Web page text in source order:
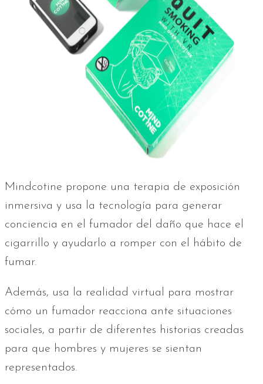
Mindcotine propone una terapia de exposición
inmersiva y usa la tecnología para generar
conciencia en el fumador del daño que hace el
cigarrillo y ayudarlo a romper con el hábito de
fumar.
Además, usa la realidad virtual para mostrar
cómo un fumador reacciona ante situaciones
sociales, a partir de diferentes historias creadas
para que hombres y mujeres se sientan
representados.